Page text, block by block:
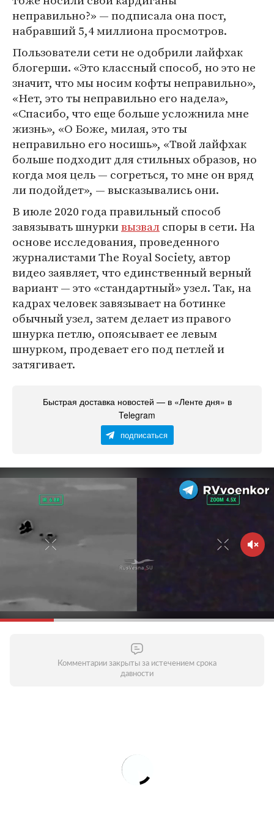
неправильно?» — подписала она пост,
набравший 5,4 миллиона просмотров.
Пользователи сети не одобрили лайфхак
блогерши. «Это классный способ, но это не
значит, что мы носим кофты неправильно»,
«Нет, это ты неправильно его надела»,
«Спасибо, что еще больше усложнила мне
жизнь», «О Боже, милая, это ты
неправильно его носишь», «Твой лайфхак
больше подходит для стильных образов, но
когда моя цель — согреться, то мне он вряд
ли подойдет», — высказывались они.
В июле 2020 года правильный способ
завязывать шнуркивызвалспоры в сети. На
основе исследования, проведенного
журналистами The Royal Society, автор
видео заявляет, что единственный верный
вариант — это «стандартный» узел. Так, на
кадрах человек завязывает на ботинке
обычный узел, затем делает из правого
шнурка петлю, опоясывает ее левым
шнурком, продевает его под петлей и
затягивает.
Быстрая доставка новостей — в «Ленте дня» в
Telegram
подписаться
Комментарии закрыты за истечением срока
давности